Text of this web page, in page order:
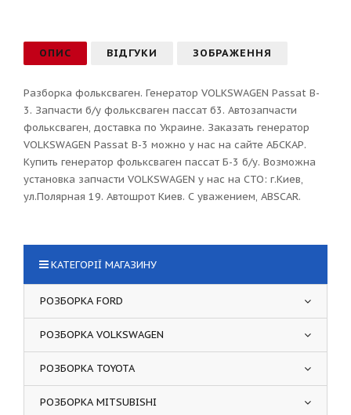
ОПИС ВІДГУКИ ЗОБРАЖЕННЯ
Разборка фольксваген. Генератор VOLKSWAGEN Passat B-
3. Запчасти б/у фольксваген пассат б3. Автозапчасти
фольксваген, доставка по Украине. Заказать генератор
VOLKSWAGEN Passat B-3 можно у нас на сайте АБСКАР.
Купить генератор фольксваген пассат Б-3 б/у. Возможна
установка запчасти VOLKSWAGEN у нас на СТО: г.Киев,
ул.Полярная 19. Автошрот Киев. С уважением, ABSCAR.
КАТЕГОРІЇ МАГАЗИНУ
РОЗБОРКА FORD
РОЗБОРКА VOLKSWAGEN
РОЗБОРКА TOYOTA
РОЗБОРКА MITSUBISHI